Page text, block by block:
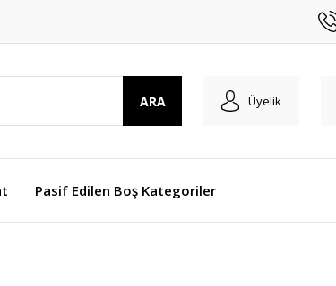
ARA Üyelik
Pasif Edilen Boş Kategoriler